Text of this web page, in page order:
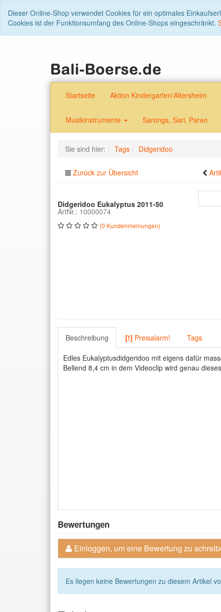
Dieser Online-Shop verwendet Cookies für ein optimales
Cookies ist der Funktionsumfang des Online-Shops eingeschränkt.
Startseite Aktion Kindergarten/Altersheim
Musikinstrumente Sarongs, Sari, Pareo
Sie sind hier: Tags Didgeridoo
Zurück zur Übersicht
Didgeridoo Eukalyptus 2011-50
ArtNr.: 10000074
(0 Kundenmeinungen)
Beschreibung [!] Preisalarm! Tags
Edles Eukalyptusdidgeridoo mit eigens dafür
Bellend 8,4 cm in dem Videoclip wird genau
Bewertungen
Einloggen, um eine Bewertung zu
Es liegen keine Bewertungen zu diesem Artikel